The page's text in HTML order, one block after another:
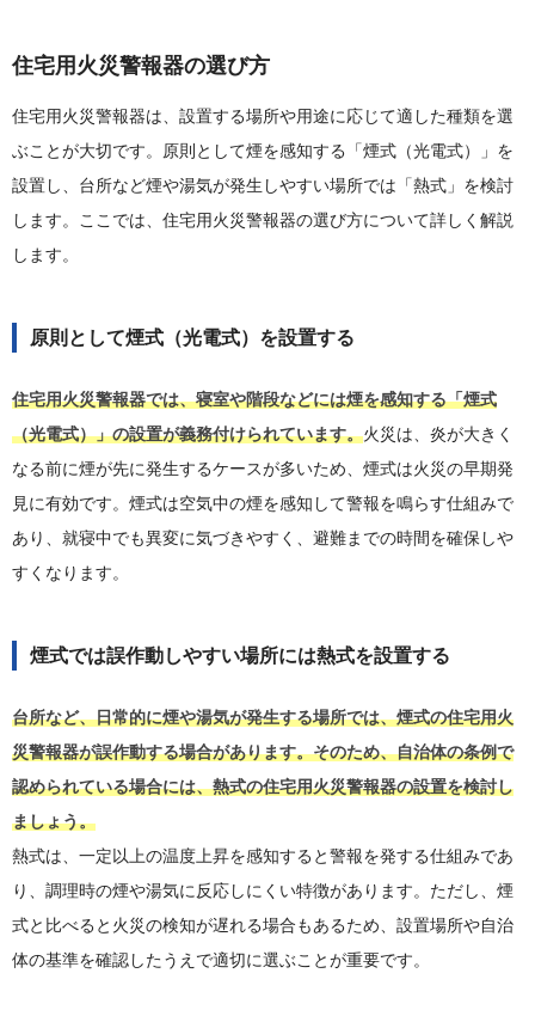
住宅用火災警報器の選び方
住宅用火災警報器は、設置する場所や用途に応じて適した種類を選
ぶことが大切です。原則として煙を感知する「煙式（光電式）」を
設置し、台所など煙や湯気が発生しやすい場所では「熱式」を検討
します。ここでは、住宅用火災警報器の選び方について詳しく解説
します。
原則として煙式（光電式）を設置する
住宅用火災警報器では、寝室や階段などには煙を感知する「煙式
（光電式）」の設置が義務付けられています。火災は、炎が大きく
なる前に煙が先に発生するケースが多いため、煙式は火災の早期発
見に有効です。煙式は空気中の煙を感知して警報を鳴らす仕組みで
あり、就寝中でも異変に気づきやすく、避難までの時間を確保しや
すくなります。
煙式では誤作動しやすい場所には熱式を設置する
台所など、日常的に煙や湯気が発生する場所では、煙式の住宅用火
災警報器が誤作動する場合があります。そのため、自治体の条例で
認められている場合には、熱式の住宅用火災警報器の設置を検討し
ましょう。
熱式は、一定以上の温度上昇を感知すると警報を発する仕組みであ
り、調理時の煙や湯気に反応しにくい特徴があります。ただし、煙
式と比べると火災の検知が遅れる場合もあるため、設置場所や自治
体の基準を確認したうえで適切に選ぶことが重要です。